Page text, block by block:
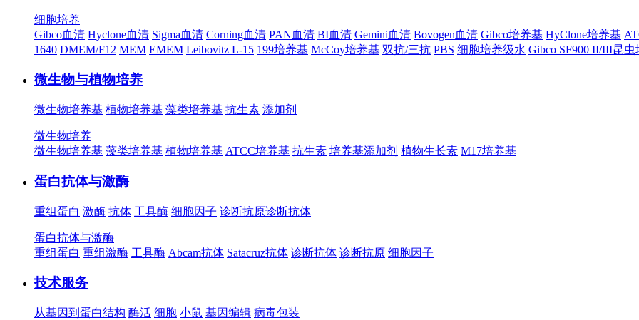
细胞培养
Gibco血清 Hyclone血清 Sigma血清 Corning血清 PAN血清 BI血清 Gemini血清 Bovogen血清 Gibco培养基 HyClone培养基
1640 DMEM/F12 MEM EMEM Leibovitz L-15 199培养基 McCoy培养基 双抗/三抗 PBS 细胞培养级水 Gibco SF900 II/III昆
微生物与植物培养
微生物培养基 植物培养基 藻类培养基 抗生素 添加剂
微生物培养
微生物培养基 藻类培养基 植物培养基 ATCC培养基 抗生素 培养基添加剂 植物生长素 M17培养基
蛋白抗体与激酶
重组蛋白 激酶 抗体 工具酶 细胞因子 诊断抗原诊断抗体
蛋白抗体与激酶
重组蛋白 重组激酶 工具酶 Abcam抗体 Satacruz抗体 诊断抗体 诊断抗原 细胞因子
技术服务
从基因到蛋白结构 酶活 细胞 小鼠 基因编辑 病毒包装